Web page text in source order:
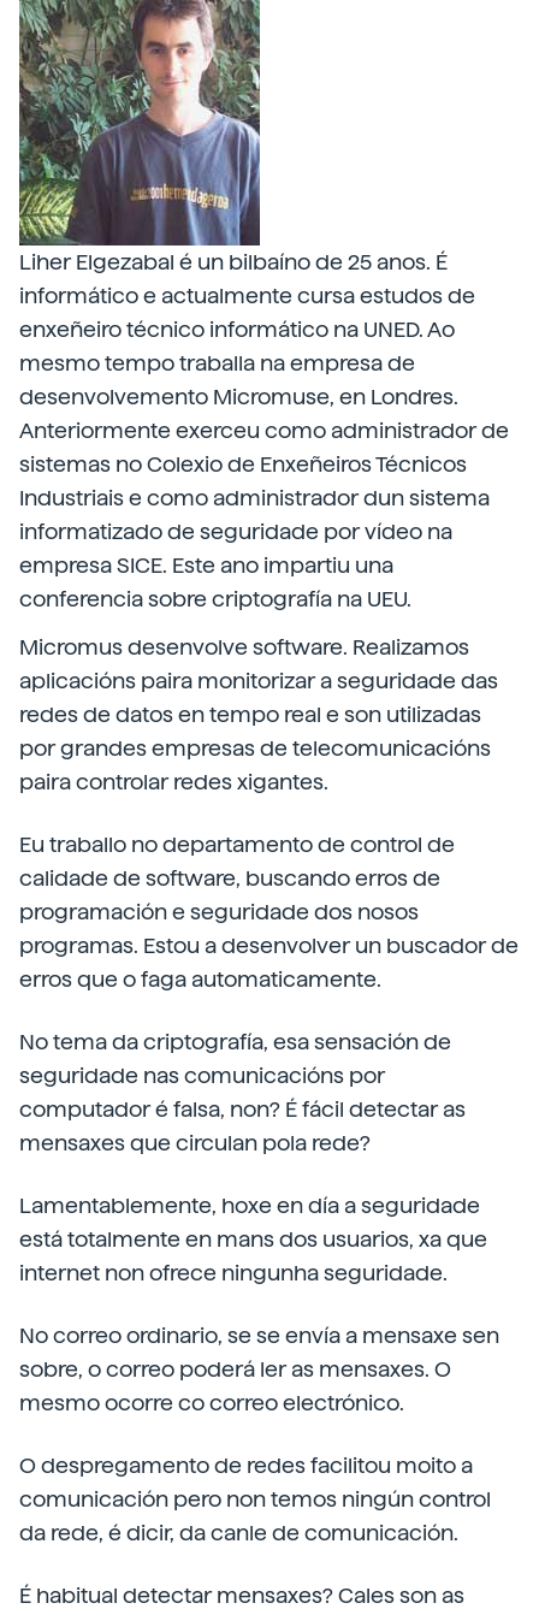
Liher Elgezabal é un bilbaíno de 25 anos. É
informático e actualmente cursa estudos de
enxeñeiro técnico informático na UNED. Ao
mesmo tempo traballa na empresa de
desenvolvemento Micromuse, en Londres.
Anteriormente exerceu como administrador de
sistemas no Colexio de Enxeñeiros Técnicos
Industriais e como administrador dun sistema
informatizado de seguridade por vídeo na
empresa SICE. Este ano impartiu una
conferencia sobre criptografía na UEU.
Micromus desenvolve software. Realizamos
aplicacións paira monitorizar a seguridade das
redes de datos en tempo real e son utilizadas
por grandes empresas de telecomunicacións
paira controlar redes xigantes.
Eu traballo no departamento de control de
calidade de software, buscando erros de
programación e seguridade dos nosos
programas. Estou a desenvolver un buscador de
erros que o faga automaticamente.
No tema da criptografía, esa sensación de
seguridade nas comunicacións por
computador é falsa, non? É fácil detectar as
mensaxes que circulan pola rede?
Lamentablemente, hoxe en día a seguridade
está totalmente en mans dos usuarios, xa que
internet non ofrece ningunha seguridade.
No correo ordinario, se se envía a mensaxe sen
sobre, o correo poderá ler as mensaxes. O
mesmo ocorre co correo electrónico.
O despregamento de redes facilitou moito a
comunicación pero non temos ningún control
da rede, é dicir, da canle de comunicación.
É habitual detectar mensaxes? Cales son as